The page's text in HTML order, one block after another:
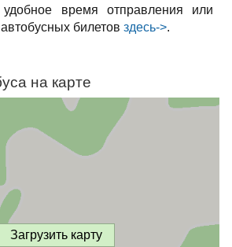
время отправления или
билетов здесь->.
на карте
Загрузить карту